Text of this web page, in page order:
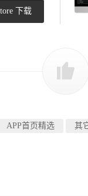
下载
APP首页精选 其